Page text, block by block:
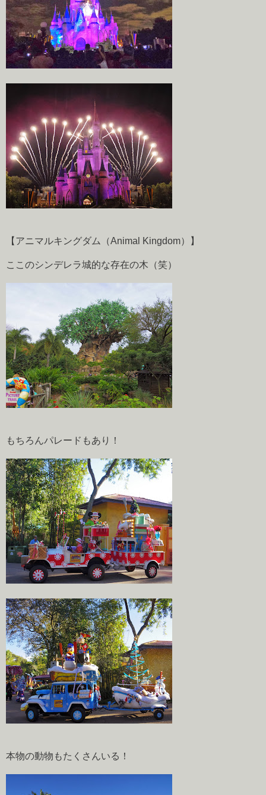
【アニマルキングダム（Animal Kingdom）】
ここのシンデレラ城的な存在の木（笑）
もちろんパレードもあり！
本物の動物もたくさんいる！